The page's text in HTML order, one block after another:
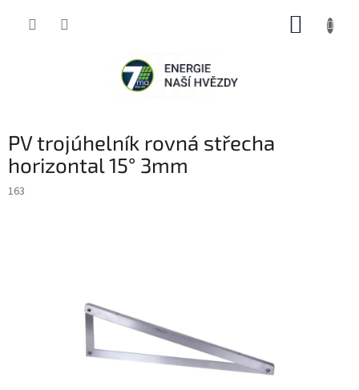
PV trojúhelník rovná střecha
horizontal 15° 3mm
163